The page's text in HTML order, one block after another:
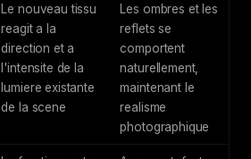
Le nouveau tissu
reagit a la
direction et a
l'intensite de la
lumiere existante
de la scene
Les ombres et les
reflets se
comportent
naturellement,
maintenant le
realisme
photographique